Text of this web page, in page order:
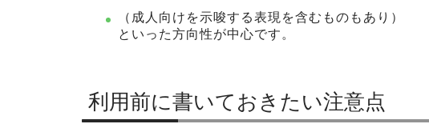
（成人向けを示唆する表現を含むものもあり）
といった方向性が中心です。
利用前に書いておきたい注意点